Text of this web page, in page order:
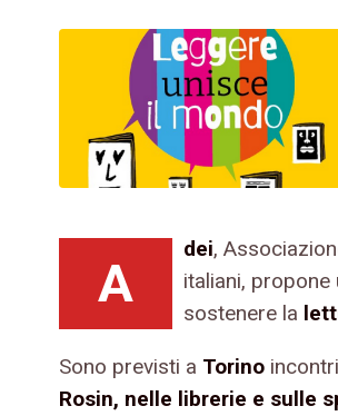
A
dei,
italiani, propone
sostenere la
Sono previsti a Torino
Rosin, nelle librerie e sulle